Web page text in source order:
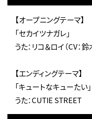
【オープニングテーマ】
「セカイツナガレ」
うた：リコ＆ロイ（CV：
【エンディングテーマ】
「キュートなキューたい」
うた：CUTIE STREET